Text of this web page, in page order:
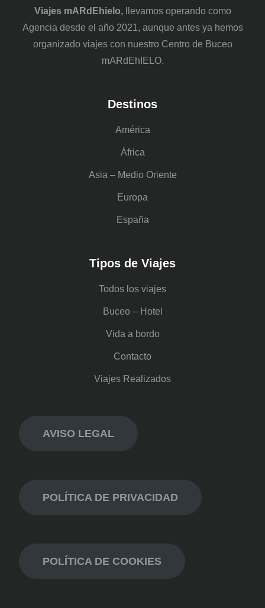
Viajes mARdEhielo,
llevamos operando como
Agencia desde el año 2021, aunque antes ya hemos
organizado viajes con nuestro Centro de Buceo
mARdEhIELO.
Destinos
América
África
Asia – Medio Oriente
Europa
España
Tipos de Viajes
Todos los viajes
Buceo – Hotel
Vida a bordo
Contacto
Viajes Realizados
AVISO LEGAL
POLÍTICA DE PRIVACIDAD
POLÍTICA DE COOKIES